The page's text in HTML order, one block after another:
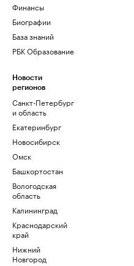
Финансы
Биографии
База знаний
РБК Образование
Новости
регионов
Санкт-Петербург
и область
Екатеринбург
Новосибирск
Омск
Башкортостан
Вологодская
область
Калининград
Краснодарский
край
Нижний
Новгород